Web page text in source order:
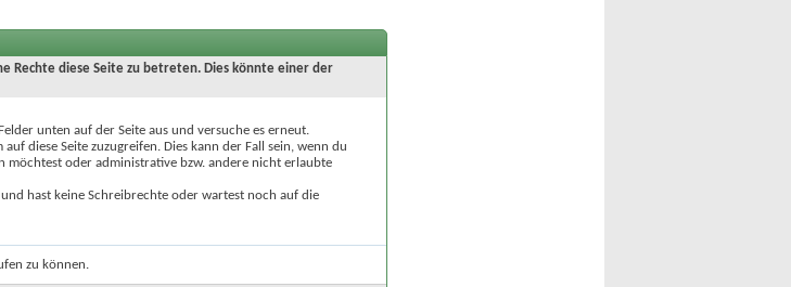
Rechte diese Seite zu betreten. Dies könnte einer der
unten auf der Seite aus und versuche es erneut.
diese Seite zuzugreifen. Dies kann der Fall sein, wenn du
möchtest oder administrative bzw. andere nicht erlaubte
hast keine Schreibrechte oder wartest noch auf die
zu können.